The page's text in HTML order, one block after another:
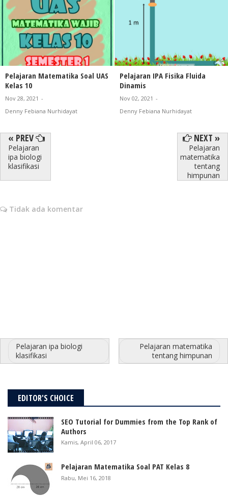
Pelajaran Matematika Soal UAS
Kelas 10
Nov 28, 2021 -
Denny Febiana Nurhidayat
Pelajaran IPA Fisika Fluida
Dinamis
Nov 02, 2021 -
Denny Febiana Nurhidayat
« PREV
Pelajaran
ipa biologi
klasifikasi
NEXT »
Pelajaran
matematika
tentang
himpunan
Tidak ada komentar
Pelajaran ipa biologi
klasifikasi
Pelajaran matematika
tentang himpunan
EDITOR'S CHOICE
SEO Tutorial for Dummies from the Top Rank of
Authors
Kamis, April 06, 2017
Pelajaran Matematika Soal PAT Kelas 8
Rabu, Mei 16, 2018